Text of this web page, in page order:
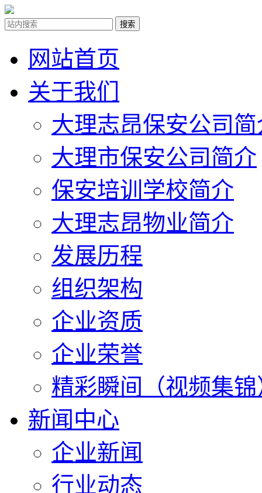
网站首页
关于我们
大理志昂保安公司简
大理市保安公司简介
保安培训学校简介
大理志昂物业简介
发展历程
组织架构
企业资质
企业荣誉
精彩瞬间（视频集锦
新闻中心
企业新闻
行业动态